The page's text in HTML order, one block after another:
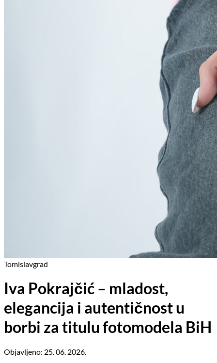
Tomislavgrad
Iva Pokrajčić – mladost,
elegancija i autentičnost u
borbi za titulu fotomodela BiH
Objavljeno: 25. 06. 2026.